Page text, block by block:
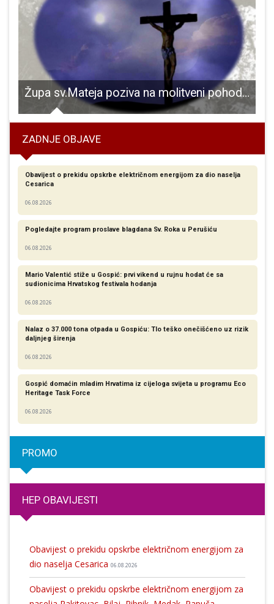
Župa sv.Mateja poziva na molitveni pohod do jame Golubnjače na Ljubovu
ZADNJE OBJAVE
Obavijest o prekidu opskrbe električnom energijom za dio naselja
Cesarica
06.08.2026
Pogledajte program proslave blagdana Sv. Roka u Perušiću
06.08.2026
Mario Valentić stiže u Gospić: prvi vikend u rujnu hodat će sa
sudionicima Hrvatskog festivala hodanja
06.08.2026
Nalaz o 37.000 tona otpada u Gospiću: Tlo teško onečišćeno uz rizik
daljnjeg širenja
06.08.2026
Gospić domaćin mladim Hrvatima iz cijeloga svijeta u programu Eco
Heritage Task Force
06.08.2026
PROMO
HEP OBAVIJESTI
Obavijest o prekidu opskrbe električnom energijom za
dio naselja Cesarica 06.08.2026
Obavijest o prekidu opskrbe električnom energijom za